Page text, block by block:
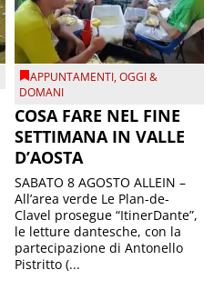
APPUNTAMENTI,OGGI &
DOMANI
COSA FARE NEL FINE
SETTIMANA IN VALLE
D’AOSTA
SABATO 8 AGOSTO ALLEIN –
All’area verde Le Plan-de-
Clavel prosegue “ItinerDante”,
le letture dantesche, con la
partecipazione di Antonello
Pistritto (...